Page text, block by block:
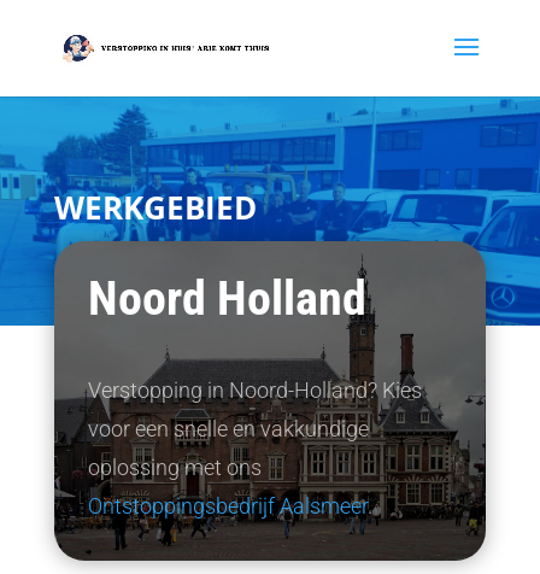
WERKGEBIED
Noord Holland
Verstopping in Noord-Holland? Kies
voor een snelle en vakkundige
oplossing met ons
Ontstoppingsbedrijf Aalsmeer.